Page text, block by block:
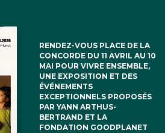
RENDEZ-VOUS PLACE DE LA
CONCORDE DU 11 AVRIL AU 10
MAI POUR VIVRE ENSEMBLE,
UNE EXPOSITION ET DES
ÉVÉNEMENTS
EXCEPTIONNELS PROPOSÉS
PAR YANN ARTHUS-
BERTRAND ET LA
FONDATION GOODPLANET